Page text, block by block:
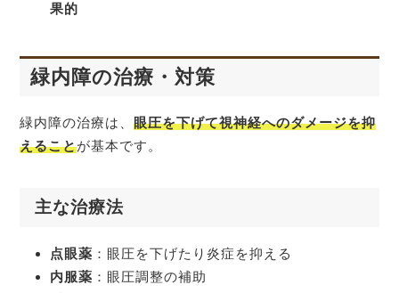
果的
緑内障の治療・対策
緑内障の治療は、眼圧を下げて視神経へのダメージを抑
えることが基本です。
主な治療法
点眼薬 ：眼圧を下げたり炎症を抑える
内服薬 ：眼圧調整の補助